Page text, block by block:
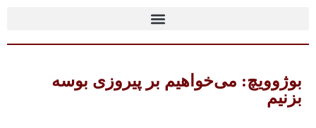
بوژوویچ: می‌خواهیم بر پیروزی بوسه
بزنیم